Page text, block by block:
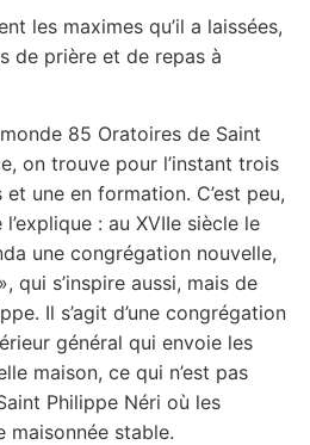
les maximes qu’il a laissées,
de prière et de repas à
85 Oratoires de Saint
on trouve pour l’instant trois
une en formation. C’est peu,
: au XVIIe siècle le
une congrégation nouvelle,
qui s’inspire aussi, mais de
Il s’agit d’une congrégation
général qui envoie les
maison, ce qui n’est pas
Philippe Néri où les
maisonnée stable.